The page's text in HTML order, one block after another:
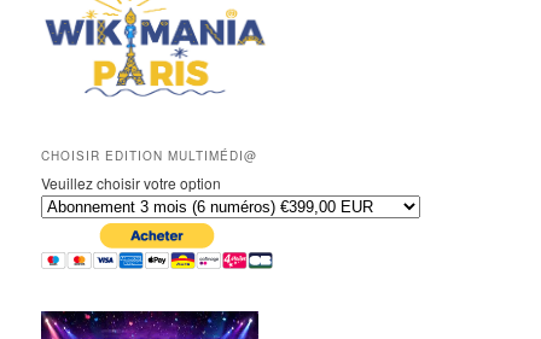
CHOISIR EDITION MULTIMÉDI@
Veuillez choisir votre option